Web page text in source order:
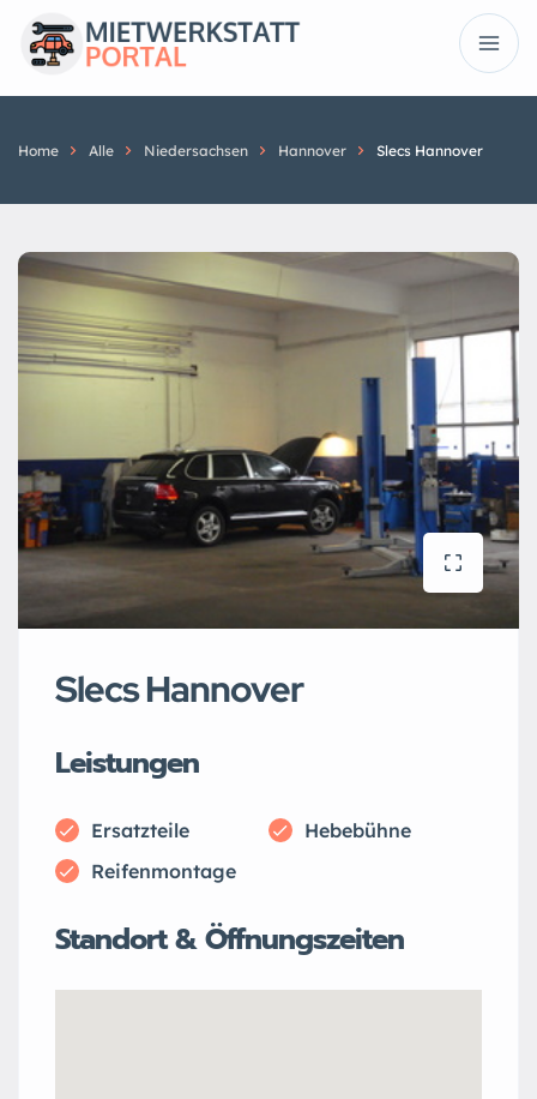
Home Alle Niedersachsen Hannover Slecs Hannover
Slecs Hannover
Leistungen
Ersatzteile
Hebebühne
Reifenmontage
Standort & Öffnungszeiten